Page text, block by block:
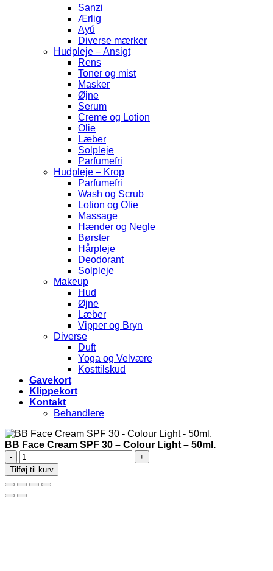
Sanzi
Ærlig
Ayú
Diverse mærker
Hudpleje – Ansigt
Rens
Toner og mist
Masker
Øjne
Serum
Creme og Lotion
Olie
Læber
Solpleje
Parfumefri
Hudpleje – Krop
Parfumefri
Wash og Scrub
Lotion og Olie
Massage
Hænder og Negle
Børster
Hårpleje
Deodorant
Solpleje
Makeup
Hud
Øjne
Læber
Vipper og Bryn
Diverse
Duft
Yoga og Velvære
Kosttilskud
Gavekort
Klippekort
Kontakt
Behandlere
BB Face Cream SPF 30 – Colour Light – 50ml.
BB
Face
Cream
SPF
30
Tilføj til kurv